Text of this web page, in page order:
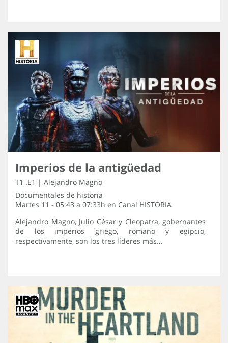
Imperios de la antigüedad
T1 .E1 | Alejandro Magno
Documentales de historia
Martes 11 - 05:43 a 07:33h en Canal HISTORIA
Alejandro Magno, Julio César y Cleopatra, gobernantes
de los imperios griego, romano y egipcio,
respectivamente, son los tres líderes más…